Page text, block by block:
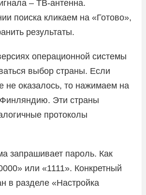
– ТВ-антенна.
поиска кликаем на «Готово»,
результаты.
операционной системы
выбор страны. Если
не оказалось, то нажимаем на
Эти страны
протоколы
запрашивает пароль. Как
или «1111». Конкретный
в разделе «Настройка